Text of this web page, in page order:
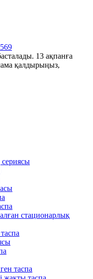
13 ақпанға
қалдырыңыз,
стационарлық
таспа